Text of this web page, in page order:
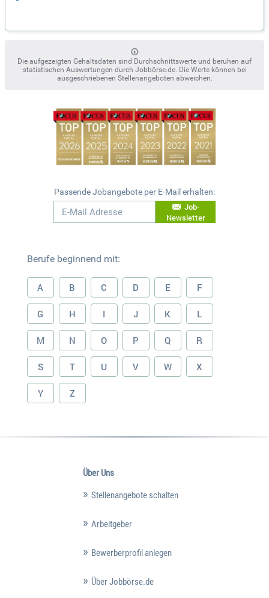
Die aufgezeigten Gehaltsdaten sind Durchschnittswerte und beruhen auf
statistischen Auswertungen durch Jobbörse.de. Die Werte können bei
ausgeschriebenen Stellenangeboten abweichen.
Passende Jobangebote per E-Mail erhalten:
Job-
Newsletter
Berufe beginnend mit:
A B C D E F
G H I J K L
M N O P Q R
S T U V W X
Y Z
Über Uns
Stellenangebote schalten
Arbeitgeber
Bewerberprofil anlegen
Über Jobbörse.de